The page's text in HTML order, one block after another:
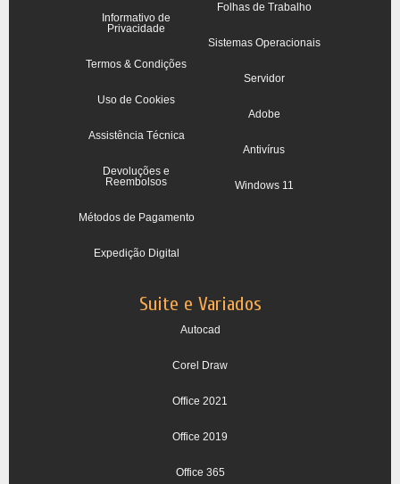
Informativo de
Privacidade
Termos & Condições
Uso de Cookies
Assistência Técnica
Devoluções e
Reembolsos
Métodos de Pagamento
Expedição Digital
Folhas de Trabalho
Sistemas Operacionais
Servidor
Adobe
Antivírus
Windows 11
Suite e Variados
Autocad
Corel Draw
Office 2021
Office 2019
Office 365